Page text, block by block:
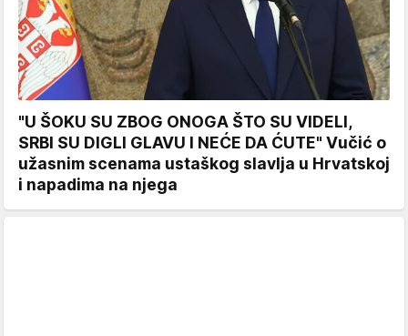
"U ŠOKU SU ZBOG ONOGA ŠTO SU VIDELI,
SRBI SU DIGLI GLAVU I NEĆE DA ĆUTE" Vučić o
užasnim scenama ustaškog slavlja u Hrvatskoj
i napadima na njega